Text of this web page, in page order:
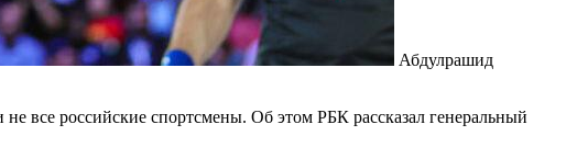
Абдулрашид
все российские спортсмены. Об этом РБК рассказал генеральный